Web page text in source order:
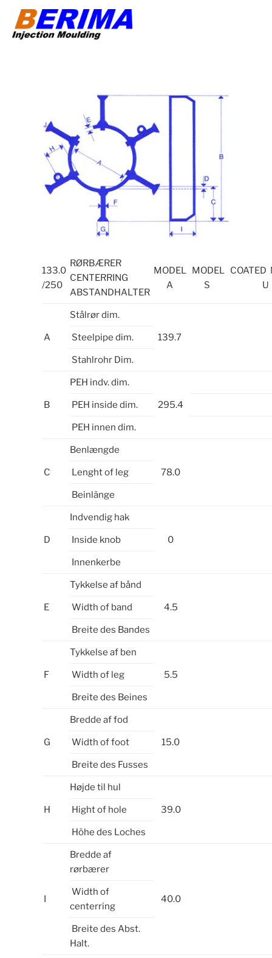
133.0
/250
RØRBÆRER
CENTERRING
ABSTANDHALTER
MODEL
A
MODEL
S
COATED
U
A
Stålrør dim.
139.7
Steelpipe dim.
Stahlrohr Dim.
B
PEH indv. dim.
295.4
PEH inside dim.
PEH innen dim.
C
Benlængde
78.0
Lenght of leg
Beinlänge
D
Indvendig hak
0
Inside knob
Innenkerbe
E
Tykkelse af bånd
4.5
Width of band
Breite des Bandes
F
Tykkelse af ben
5.5
Width of leg
Breite des Beines
G
Bredde af fod
15.0
Width of foot
Breite des Fusses
H
Højde til hul
39.0
Hight of hole
Höhe des Loches
I
Bredde af
rørbærer
40.0
Width of
centerring
Breite des Abst.
Halt.